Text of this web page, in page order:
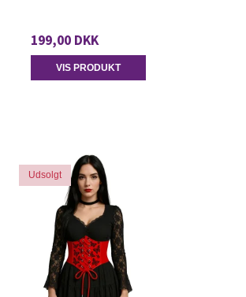
199,00 DKK
VIS PRODUKT
Udsolgt